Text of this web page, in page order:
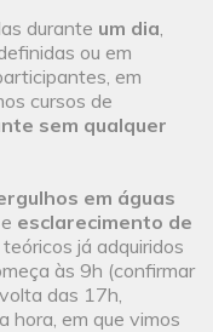
durante um dia,
ou em
em
cursos de
sem qualquer
em águas
e esclarecimento de
já adquiridos
às 9h (confirmar
das 17h,
hora, em que vimos